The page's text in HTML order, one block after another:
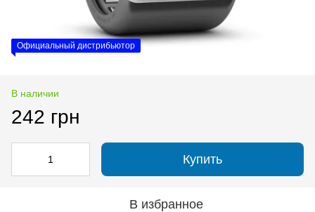
Официальный дистрибьютор
В наличии
242 грн
Купить
В избранное